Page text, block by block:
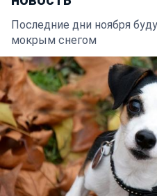
Последние дни ноября
мокрым снегом